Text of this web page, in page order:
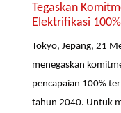
Tegaskan
Elektrifikasi
Tokyo, Jepang, 21
menegaskan
pencapaian 100%
tahun 2040. Untuk